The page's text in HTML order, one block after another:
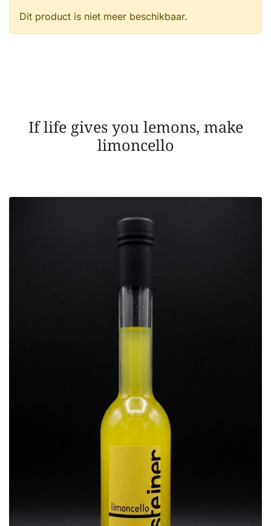
Dit product is niet meer beschikbaar.
If life gives you lemons, make
limoncello